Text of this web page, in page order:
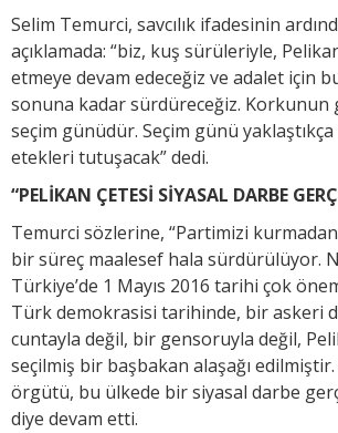
Selim Temurci, savcılık ifadesinin
açıklamada: “biz, kuş sürüleriyle,
etmeye devam edeceğiz ve adalet için
sonuna kadar sürdüreceğiz. Korkunun
seçim günüdür. Seçim günü yaklaştıkça
etekleri tutuşacak” dedi.
“PELİKAN ÇETESİ SİYASAL DARBE
Temurci sözlerine, “Partimizi
bir süreç maalesef hala sürdürülüyor.
Türkiye’de 1 Mayıs 2016 tarihi çok
Türk demokrasisi tarihinde, bir askeri
cuntayla değil, bir gensoruyla değil,
seçilmiş bir başbakan alaşağı
örgütü, bu ülkede bir siyasal darbe
diye devam etti.